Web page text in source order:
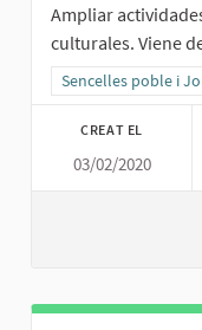
Ampliar
culturales. Viene
Resultats al filtrar
Sencelles poble i
CREAT EL
03/02/2020